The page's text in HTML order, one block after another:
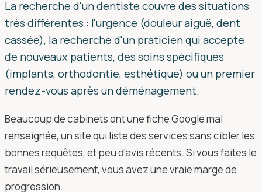
La recherche d'un dentiste couvre des situations
très différentes : l'urgence (douleur aiguë, dent
cassée), la recherche d'un praticien qui accepte
de nouveaux patients, des soins spécifiques
(implants, orthodontie, esthétique) ou un premier
rendez-vous après un déménagement.
Beaucoup de cabinets ont une fiche Google mal
renseignée, un site qui liste des services sans cibler les
bonnes requêtes, et peu d'avis récents. Si vous faites le
travail sérieusement, vous avez une vraie marge de
progression.